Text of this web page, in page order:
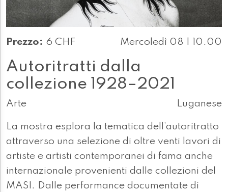
Prezzo: 6 CHF Mercoledì 08 | 10.00
Autoritratti dalla
collezione 1928–2021
Arte Luganese
La mostra esplora la tematica dell’autoritratto
attraverso una selezione di oltre venti lavori di
artiste e artisti contemporanei di fama anche
internazionale provenienti dalle collezioni del
MASI. Dalle performance documentate di